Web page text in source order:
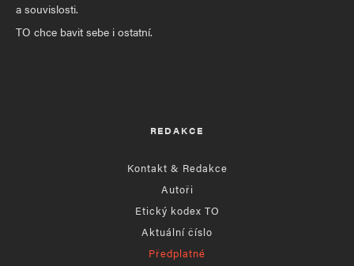
a souvislosti.
TO chce bavit sebe i ostatní.
REDAKCE
Kontakt & Redakce
Autoři
Etický kodex TO
Aktuální číslo
Předplatné